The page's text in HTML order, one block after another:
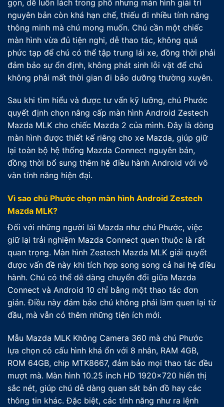
gọn, dễ luồn lách trong phố nhưng màn hình giải trí
nguyên bản còn khá hạn chế, thiếu đi nhiều tính năng
thông minh mà chú mong muốn. Chú cần một chiếc
màn hình vừa đủ tiện nghi, dễ thao tác, không quá
phức tạp để chú có thể tập trung lái xe, đồng thời phải
đảm bảo sự ổn định, không phát sinh lỗi vặt để chú
không phải mất thời gian đi bảo dưỡng thường xuyên.
Sau khi tìm hiểu và được tư vấn kỹ lưỡng, chú Phước
quyết định chọn nâng cấp màn hình Android Zestech
Mazda MLK cho chiếc Mazda 2 của mình. Đây là dòng
màn hình được thiết kế riêng cho xe Mazda, giúp giữ
lại toàn bộ hệ thống Mazda Connect nguyên bản,
đồng thời bổ sung thêm hệ điều hành Android với vô
vàn tính năng hiện đại.
Vì sao chú Phước chọn màn hình Android Zestech
Mazda MLK?
Đối với những người lái Mazda như chú Phước, việc
giữ lại trải nghiệm Mazda Connect quen thuộc là rất
quan trọng. Màn hình Zestech Mazda MLK giải quyết
được vấn đề này khi tích hợp song song cả hai hệ điều
hành. Chú có thể dễ dàng chuyển đổi giữa Mazda
Connect và Android 10 chỉ bằng một thao tác đơn
giản. Điều này đảm bảo chú không phải làm quen lại từ
đầu, mà vẫn có thêm những tiện ích mới.
Mẫu Mazda MLK Không Camera 360 mà chú Phước
lựa chọn có cấu hình khá ổn với 8 nhân, RAM 4GB,
ROM 64GB, chip MTK8667, đảm bảo mọi thao tác đều
mượt mà. Màn hình 10.25 inch HD 1920×720 hiển thị
sắc nét, giúp chú dễ dàng quan sát bản đồ hay các
thông tin khác. Đặc biệt, các tính năng như ra lệnh